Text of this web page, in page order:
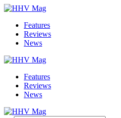
Features
Reviews
News
Features
Reviews
News